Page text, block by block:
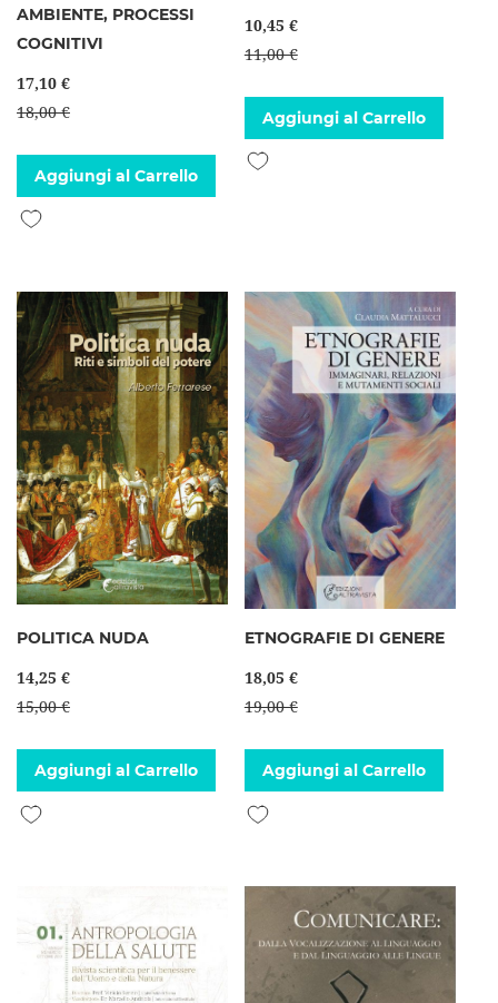
AMBIENTE, PROCESSI
COGNITIVI
17,10 €
18,00 €
Aggiungi al Carrello
Aggiungi alla lista desideri
10,45 €
11,00 €
Aggiungi al Carrello
Aggiungi alla lista desideri
POLITICA NUDA
14,25 €
15,00 €
Aggiungi al Carrello
Aggiungi alla lista desideri
ETNOGRAFIE DI GENERE
18,05 €
19,00 €
Aggiungi al Carrello
Aggiungi alla lista desideri